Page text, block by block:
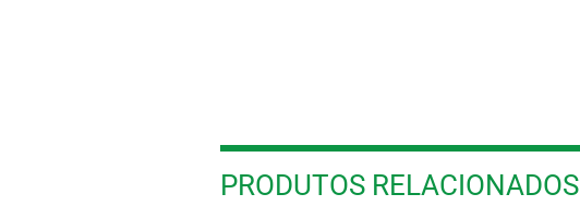
PRODUTOS RELACIONADOS